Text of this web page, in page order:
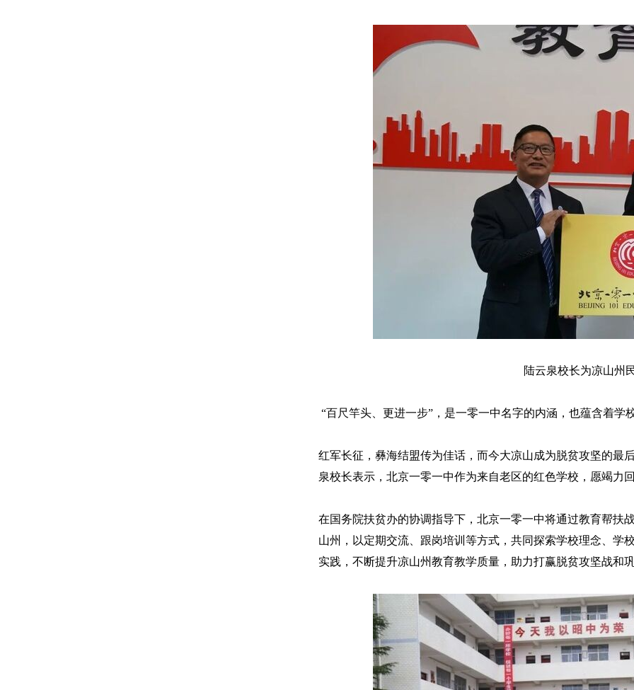
陆云泉校长为凉山州
“百尺竿头、更进一步”，是一零一中名字的内涵，也蕴含着学
红军长征，彝海结盟传为佳话，而今大凉山成为脱贫攻坚的最
泉校长表示，北京一零一中作为来自老区的红色学校，愿竭力
在国务院扶贫办的协调指导下，北京一零一中将通过教育帮扶
山州，以定期交流、跟岗培训等方式，共同探索学校理念、学
实践，不断提升凉山州教育教学质量，助力打赢脱贫攻坚战和